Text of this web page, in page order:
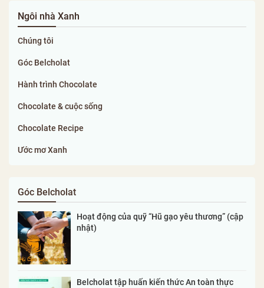
Ngôi nhà Xanh
Chúng tôi
Góc Belcholat
Hành trình Chocolate
Chocolate & cuộc sống
Chocolate Recipe
Ước mơ Xanh
Góc Belcholat
Hoạt động của quỹ “Hũ gạo yêu thương” (cập
nhật)
Belcholat tập huấn kiến thức An toàn thực